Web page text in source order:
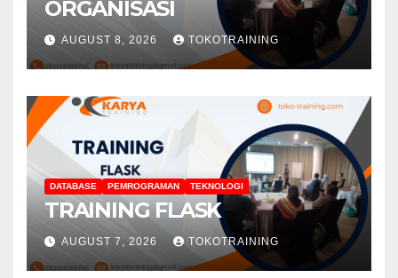
ORGANISASI
AUGUST 8, 2026 TOKOTRAINING
DATABASE PEMROGRAMAN TEKNOLOGI
TRAINING FLASK
AUGUST 7, 2026 TOKOTRAINING